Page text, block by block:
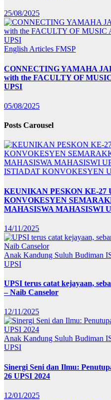
25/08/2025
English Articles FMSP
CONNECTING YAMAHA
with the FACULTY OF
UPSI
05/08/2025
Posts Carousel
ISTIADAT KONVOKESYEN
KEUNIKAN PESKON KE-27
KONVOKESYEN
MAHASISWA MAHASISWI
14/11/2025
Anak Kandung Suluh Budiman
UPSI
UPSI terus catat kejayaan,
– Naib Canselor
12/11/2025
Anak Kandung Suluh Budiman
UPSI
Sinergi Seni dan Ilmu:
26 UPSI 2024
12/01/2025